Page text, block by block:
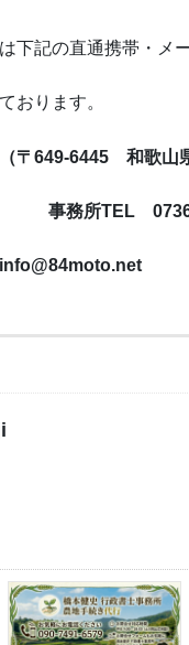
下記の直通携帯・メ
待ちしてお
〒649-6445 和歌山
事務所TEL